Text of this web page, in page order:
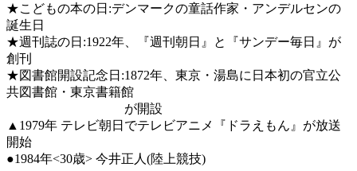
★こどもの本の日:デンマークの童話作家・アンデルセンの
誕生日
★週刊誌の日:1922年、『週刊朝日』と『サンデー毎日』が
創刊
★図書館開設記念日:1872年、東京・湯島に日本初の官立公
共図書館・東京書籍館
が開設
▲1979年 テレビ朝日でテレビアニメ『ドラえもん』が放送
開始
●1984年<30歳> 今井正人(陸上競技)